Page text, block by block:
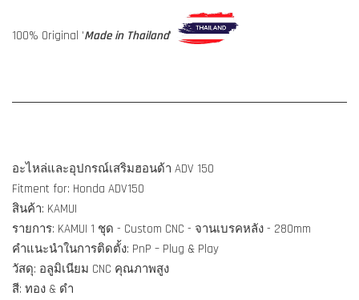
100% Original 'Made in Thailand'
อะไหล่และอุปกรณ์เสริมฮอนด้า ADV 150
Fitment for: Honda ADV150
สินค้า: KAMUI
รายการ: KAMUI 1 ชุด - Custom CNC - จานเบรคหลัง - 280mm
คำแนะนำในการติดตั้ง: PnP – Plug & Play
วัสดุ: อลูมิเนียม CNC คุณภาพสูง
สี: ทอง & ดำ